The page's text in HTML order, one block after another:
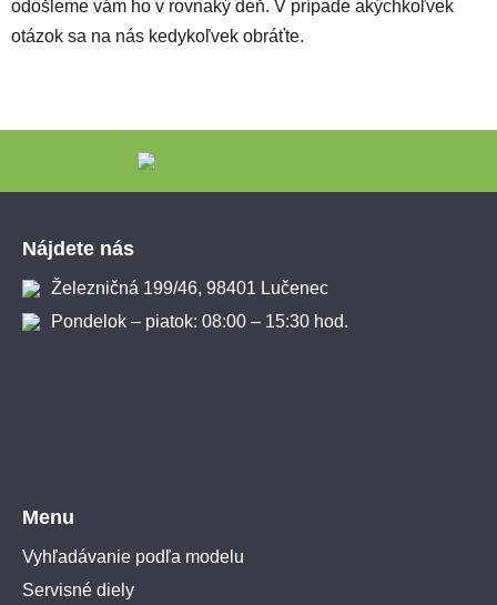
odošleme vám ho v rovnaký deň. V prípade akýchkoľvek
otázok sa na nás kedykoľvek obráťte.
Nájdete nás
Železničná 199/46, 98401 Lučenec
Pondelok – piatok: 08:00 – 15:30 hod.
Menu
Vyhľadávanie podľa modelu
Servisné diely